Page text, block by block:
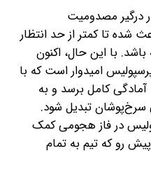
درگیر مصدومیت
تا کمتر از حد انتظار
با این حال، اکنون
امیدوار است که با
آمادگی کامل برسد و به
سرخ‌پوشان تبدیل شود.
در فاز هجومی کمک
رو که تیم به تمام